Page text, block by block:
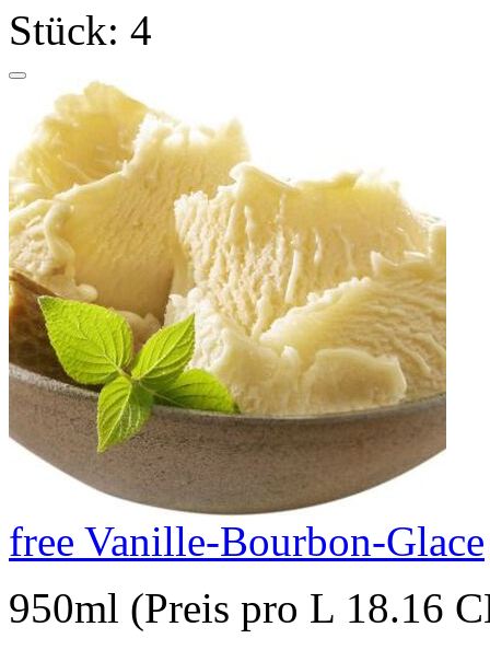
Stück: 4
free Vanille-Bourbon-Glace
950ml (Preis pro L 18.16